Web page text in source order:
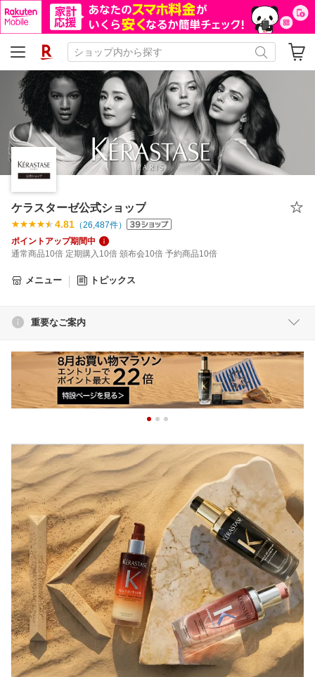
ケラスターゼ公式ショップ
4.81 （26,487件）
ポイントアップ期間中
通常商品10倍 定期購入10倍 頒布会10倍 予約商品10倍
メニュー トピックス
重要なご案内